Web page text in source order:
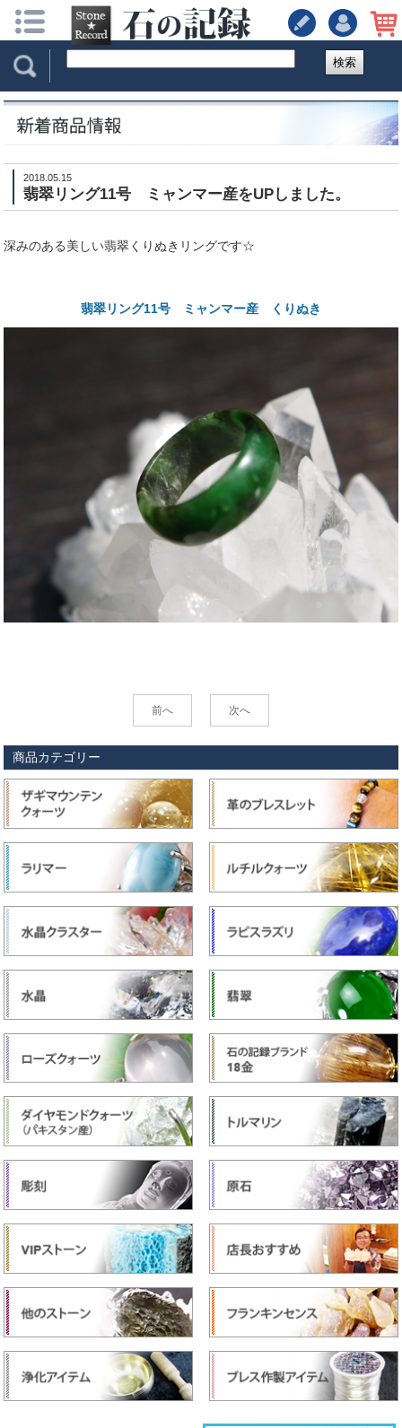
検索
2018.05.15
翡翠リング11号 ミャンマー産をUPしました。
深みのある美しい翡翠くりぬきリングです☆
翡翠リング11号 ミャンマー産 くりぬき
前へ 次へ
商品カテゴリー